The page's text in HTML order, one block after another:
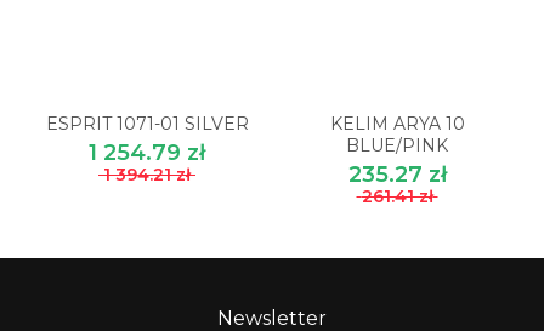
ESPRIT 1071-01 SILVER
1 254.79 zł
1 394.21 zł
KELIM ARYA 10
BLUE/PINK
235.27 zł
261.41 zł
Newsletter